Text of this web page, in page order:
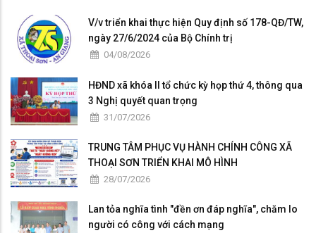
V/v triển khai thực hiện Quy định số 178-QĐ/TW,
ngày 27/6/2024 của Bộ Chính trị
04/08/2026
HĐND xã khóa II tổ chức kỳ họp thứ 4, thông qua
3 Nghị quyết quan trọng
31/07/2026
TRUNG TÂM PHỤC VỤ HÀNH CHÍNH CÔNG XÃ
THOẠI SƠN TRIỂN KHAI MÔ HÌNH
28/07/2026
Lan tỏa nghĩa tình "đền ơn đáp nghĩa", chăm lo
người có công với cách mạng